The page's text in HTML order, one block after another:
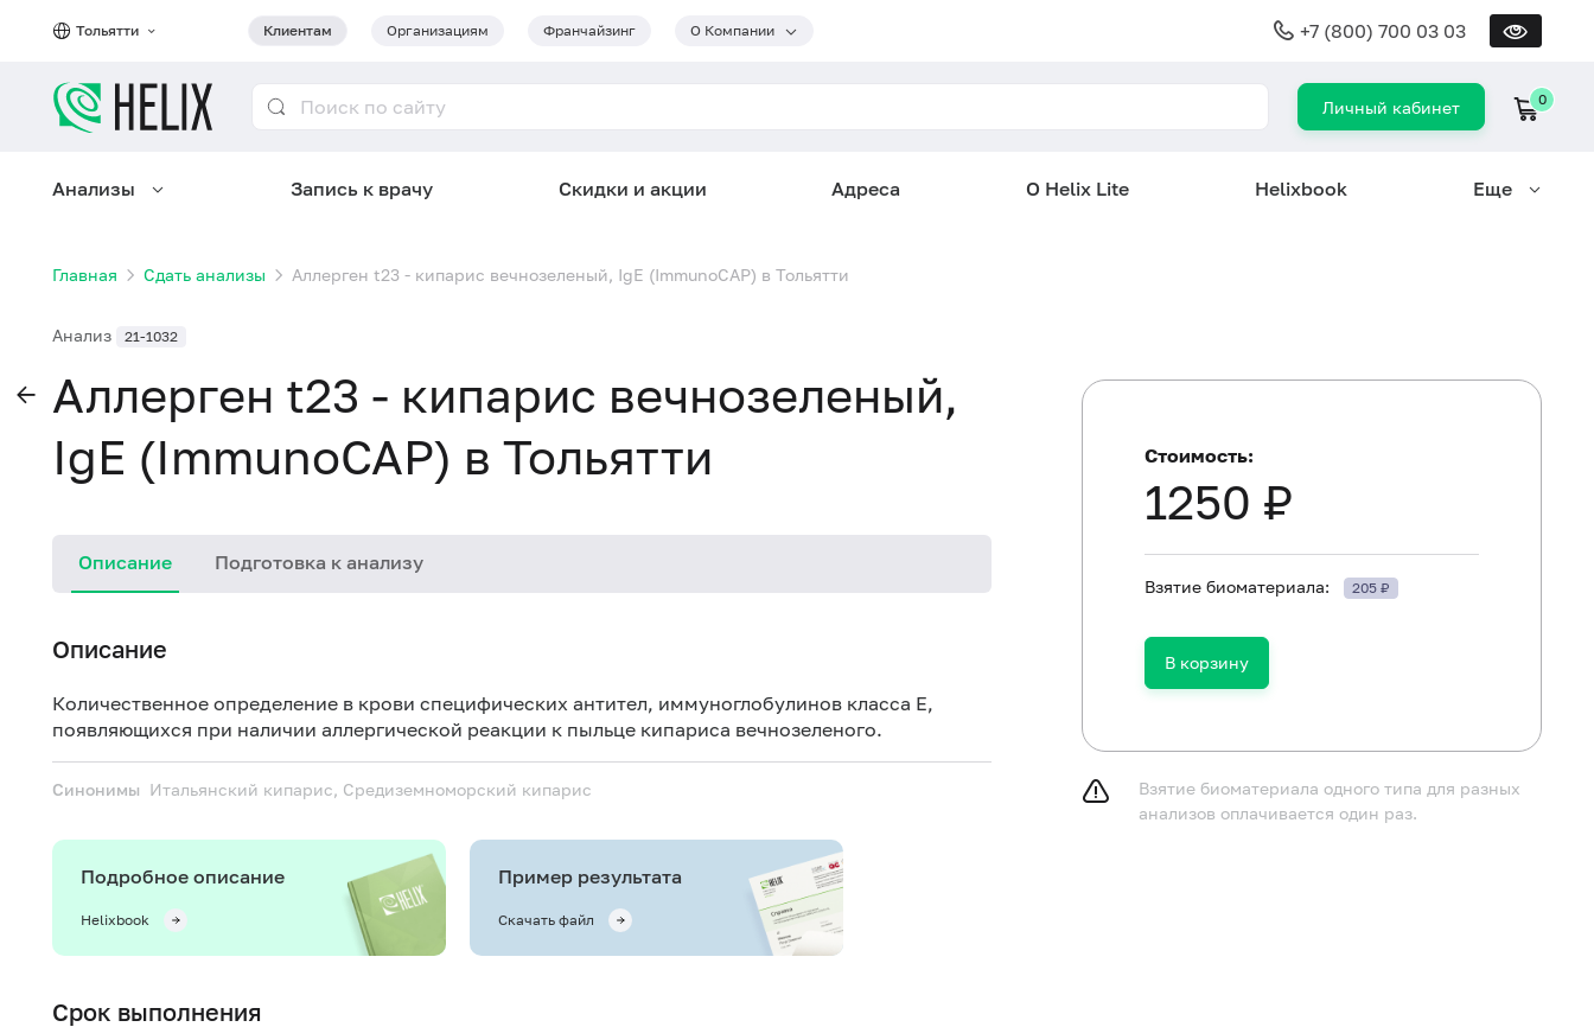
Тольятти Клиентам Организациям Франчайзинг О Компании +7 (800) 700 03 03
Личный кабинет 0
Анализы Запись к врачу Скидки и акции Адреса О Helix Lite Helixbook Еще
Главная Сдать анализы Аллерген t23 - кипарис вечнозеленый, IgE (ImmunoCAP) в Тольятти
Анализ 21-1032
Аллерген t23 - кипарис вечнозеленый,
IgE (ImmunoCAP) в Тольятти
Описание Подготовка к анализу
Описание
Количественное определение в крови специфических антител, иммуноглобулинов класса E,
появляющихся при наличии аллергической реакции к пыльце кипариса вечнозеленого.
Синонимы Итальянский кипарис, Средиземноморский кипарис
Подробное описание
Helixbook
Пример результата
Скачать файл
Срок выполнения
Не курить в течение 30 минут до исследования.
Стоимость:
1250 ₽
Взятие биоматериала: 205 ₽
В корзину
Взятие биоматериала одного типа для разных
анализов оплачивается один раз.